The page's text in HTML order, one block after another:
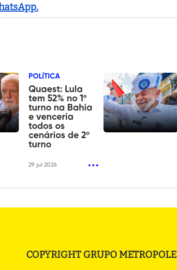
POLÍTICA
Quaest: Lula
tem 52% no 1º
turno na Bahia
e venceria
todos os
cenários de 2º
turno
29 jul 2026
COPYRIGHT GRUPO METROPOLE